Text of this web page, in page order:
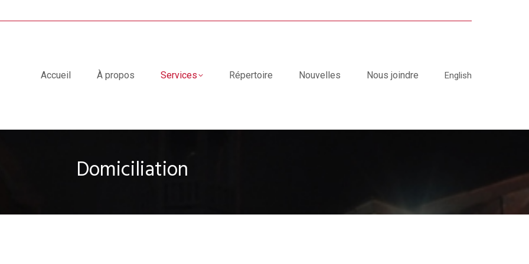
Accueil À propos Services Répertoire Nouvelles Nous joindre English
Domiciliation
Services Répertoire Nouvelles Nous joindre English